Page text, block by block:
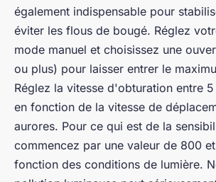
également indispensable pour
éviter les flous de bougé. Réglez
mode manuel et choisissez une
ou plus) pour laisser entrer le
Réglez la vitesse d'obturation entre
en fonction de la vitesse de
aurores. Pour ce qui est de la
commencez par une valeur de 800
fonction des conditions de lumière.